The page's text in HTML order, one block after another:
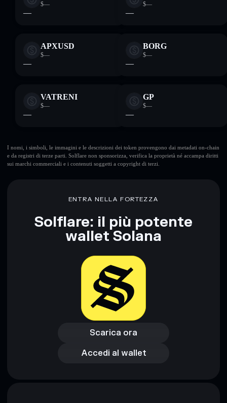
$—
—
$—
—
APXUSD
$—
—
BORG
$—
—
VATRENI
$—
—
GP
$—
—
I nomi, i simboli, le immagini e le descrizioni dei token provengono dai metadati on-chain
e da registri di terze parti. Solflare non sponsorizza, verifica la proprietà né accampa diritti
sui marchi commerciali e i contenuti soggetti a copyright di terzi.
ENTRA NELLA FORTEZZA
Solflare: il più potente
wallet Solana
Scarica ora
Scarica ora
Accedi al wallet
Accedi al wallet